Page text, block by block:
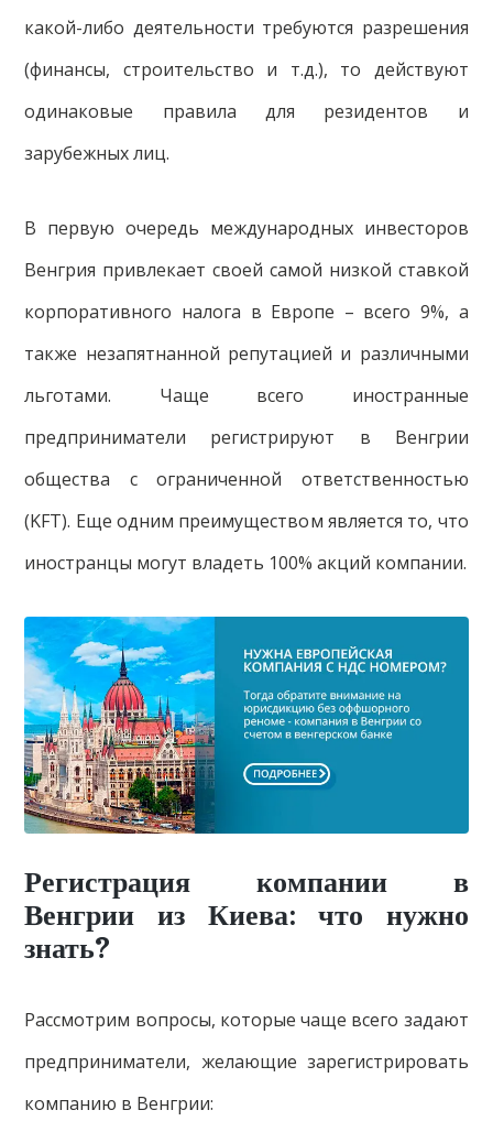
какой-либо деятельности требуются разрешения
(финансы, строительство и т.д.), то действуют
одинаковые правила для резидентов и
зарубежных лиц.
В первую очередь международных инвесторов
Венгрия привлекает своей самой низкой ставкой
корпоративного налога в Европе – всего 9%, а
также незапятнанной репутацией и различными
льготами. Чаще всего иностранные
предприниматели регистрируют в Венгрии
общества с ограниченной ответственностью
(KFT). Еще одним преимуществом является то, что
иностранцы могут владеть 100% акций компании.
Регистрация компании в
Венгрии из Киева: что нужно
знать?
Рассмотрим вопросы, которые чаще всего задают
предприниматели, желающие зарегистрировать
компанию в Венгрии: